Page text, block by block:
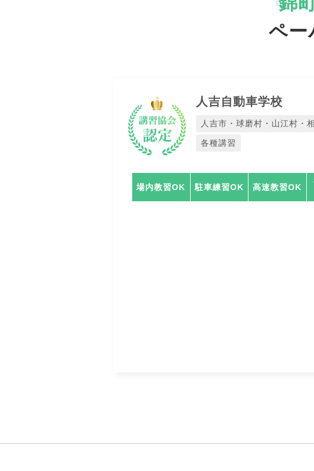
ペー
人吉自動車学校
人吉市・球磨村・山江村・
各種講習
場内教習OK 駐車練習OK 高速教習OK